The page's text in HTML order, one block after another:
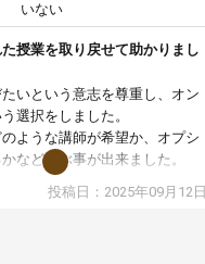
いない
授業を取り戻せて助かりまし
いという意志を尊重し、オン
選択をしました。
ような講師が希望か、オプシ
など選ぶ事が出来ました。
ング後講師との初回ミーティン
講師で良いか他の講師を希望す
投稿日：2025年09月12日